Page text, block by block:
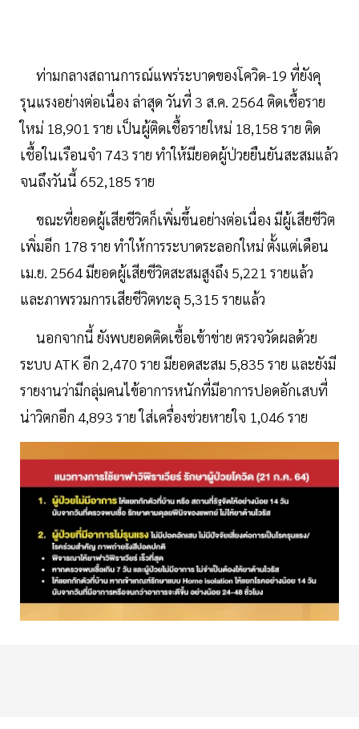
ท่ามกลางสถานการณ์แพร่ระบาดของโควิด-19 ที่ยังคุ
รุนแรงอย่างต่อเนื่อง ล่าสุด วันที่ 3 ส.ค. 2564 ติดเชื้อราย
ใหม่ 18,901 ราย เป็นผู้ติดเชื้อรายใหม่ 18,158 ราย ติด
เชื้อในเรือนจำ 743 ราย ทำให้มียอดผู้ป่วยยืนยันสะสมแล้ว
จนถึงวันนี้ 652,185 ราย
ขณะที่ยอดผู้เสียชีวิตก็เพิ่มขึ้นอย่างต่อเนื่อง มีผู้เสียชีวิต
เพิ่มอีก 178 ราย ทำให้การระบาดระลอกใหม่ ตั้งแต่เดือน
เม.ย. 2564 มียอดผู้เสียชีวิตสะสมสูงถึง 5,221 รายแล้ว
และภาพรวมการเสียชีวิตทะลุ 5,315 รายแล้ว
นอกจากนี้ ยังพบยอดติดเชื้อเข้าข่าย ตรวจวัดผลด้วย
ระบบ ATK อีก 2,470 ราย มียอดสะสม 5,835 ราย และยังมี
รายงานว่ามีกลุ่มคนไข้อาการหนักที่มีอาการปอดอักเสบที่
น่าวิตกอีก 4,893 ราย ใส่เครื่องช่วยหายใจ 1,046 ราย